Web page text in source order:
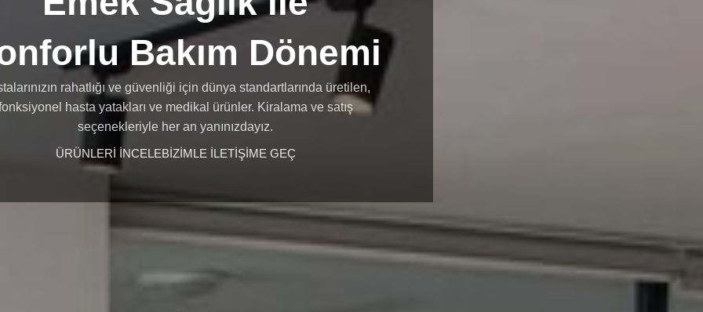
Bakım Dönemi
rahatlığı ve güvenliği için dünya standartlarında üretilen,
hasta yatakları ve medikal ürünler. Kiralama ve satış
seçenekleriyle her an yanınızdayız.
ÜRÜNLERİ İNCELEBİZİMLE İLETİŞİME GEÇ